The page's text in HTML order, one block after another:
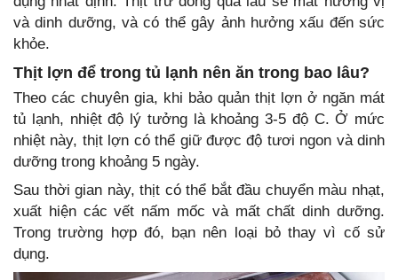
và dinh dưỡng, và có thể gây ảnh hưởng xấu đến sức
khỏe.
Thịt lợn để trong tủ lạnh nên ăn trong bao lâu?
Theo các chuyên gia, khi bảo quản thịt lợn ở ngăn mát
tủ lạnh, nhiệt độ lý tưởng là khoảng 3-5 độ C. Ở mức
nhiệt này, thịt lợn có thể giữ được độ tươi ngon và dinh
dưỡng trong khoảng 5 ngày.
Sau thời gian này, thịt có thể bắt đầu chuyển màu nhạt,
xuất hiện các vết nấm mốc và mất chất dinh dưỡng.
Trong trường hợp đó, bạn nên loại bỏ thay vì cố sử
dụng.